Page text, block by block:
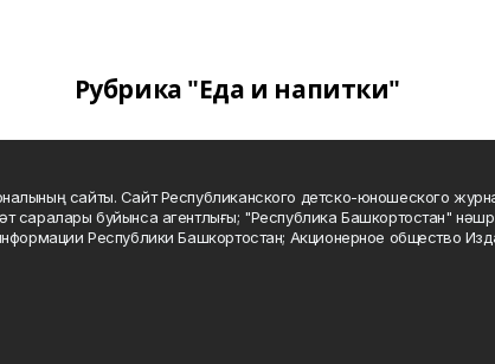
Рубрика "Еда и напитки"
сайты. Сайт Республиканского детско-юношеского
саралары буйынса агентлығы; "Республика Башкортостан"
Республики Башкортостан; Акционерное общество